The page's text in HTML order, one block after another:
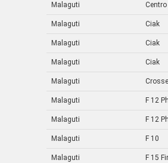
Malaguti
Malaguti Ciak
Malaguti Ciak
Malaguti Ciak
Malaguti
Malaguti F 12
Malaguti F 12
Malaguti F 10
Malaguti F 15